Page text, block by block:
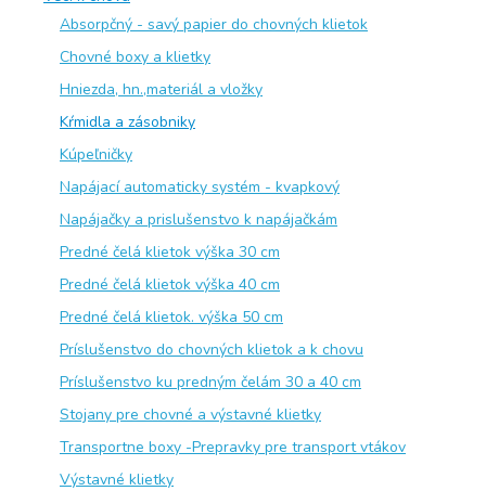
Absorpčný - savý papier do chovných klietok
Chovné boxy a klietky
Hniezda, hn.,materiál a vložky
Kŕmidla a zásobniky
Kúpeľničky
Napájací automaticky systém - kvapkový
Napájačky a prislušenstvo k napájačkám
Predné čelá klietok výška 30 cm
Predné čelá klietok výška 40 cm
Predné čelá klietok. výška 50 cm
Príslušenstvo do chovných klietok a k chovu
Príslušenstvo ku predným čelám 30 a 40 cm
Stojany pre chovné a výstavné klietky
Transportne boxy -Prepravky pre transport vtákov
Výstavné klietky